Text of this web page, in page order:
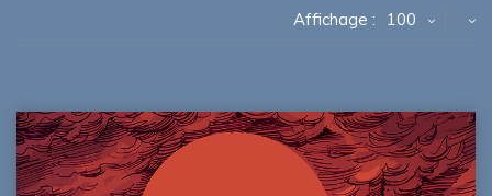
Affichage : 100